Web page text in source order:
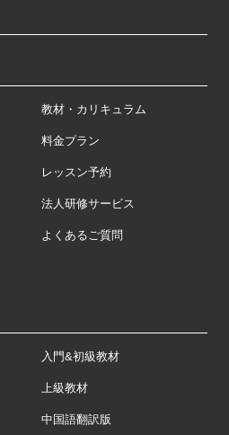
教材・カリキュラム
料金プラン
レッスン予約
法人研修サービス
よくあるご質問
入門&初級教材
上級教材
中国語翻訳版